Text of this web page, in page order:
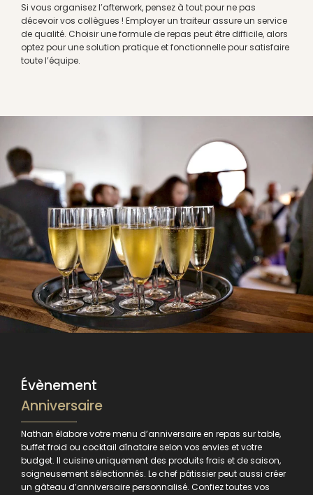
Si vous organisez l’afterwork, pensez à tout pour ne pas
décevoir vos collègues ! Employer un traiteur assure un service
de qualité. Choisir une formule de repas peut être difficile, alors
optez pour une solution pratique et fonctionnelle pour satisfaire
toute l’équipe.
Évènement
Anniversaire
Nathan élabore votre menu d’anniversaire en repas sur table,
buffet froid ou cocktail dînatoire selon vos envies et votre
budget. Il cuisine uniquement des produits frais et de saison,
soigneusement sélectionnés. Le chef pâtissier peut aussi créer
un gâteau d’anniversaire personnalisé. Confiez toutes vos